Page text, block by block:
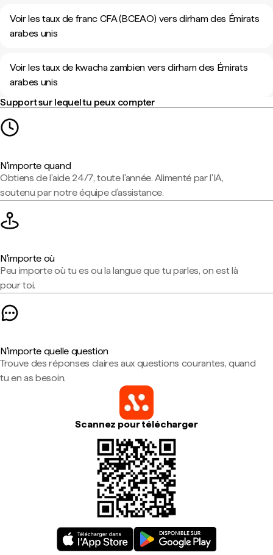
Voir les taux de franc CFA (BCEAO) vers dirham des Émirats
arabes unis
Voir les taux de kwacha zambien vers dirham des Émirats
arabes unis
Support sur lequel tu peux compter
N'importe quand
Obtiens de l'aide 24/7, toute l'année. Alimenté par l'IA,
soutenu par notre équipe d'assistance.
N'importe où
Peu importe où tu es ou la langue que tu parles, on est là
pour toi.
N'importe quelle question
Trouve des réponses claires aux questions courantes, quand
tu en as besoin.
Scannez pour télécharger